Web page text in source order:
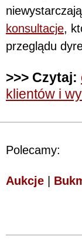
konsultacje,
przeglądu
>>> Czytaj:
klientów i
Polecamy:
Aukcje